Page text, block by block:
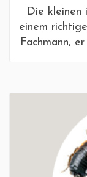
Die kleinen
einem
Fachmann,